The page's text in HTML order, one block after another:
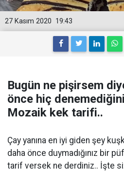
19:43
27 Kasım 2020
Bugün ne pişirsem
önce hiç
Mozaik kek tarifi..
Çay yanına en iyi giden şey
daha önce duymadığınız bir
tarif versek ne derdiniz.. İşte